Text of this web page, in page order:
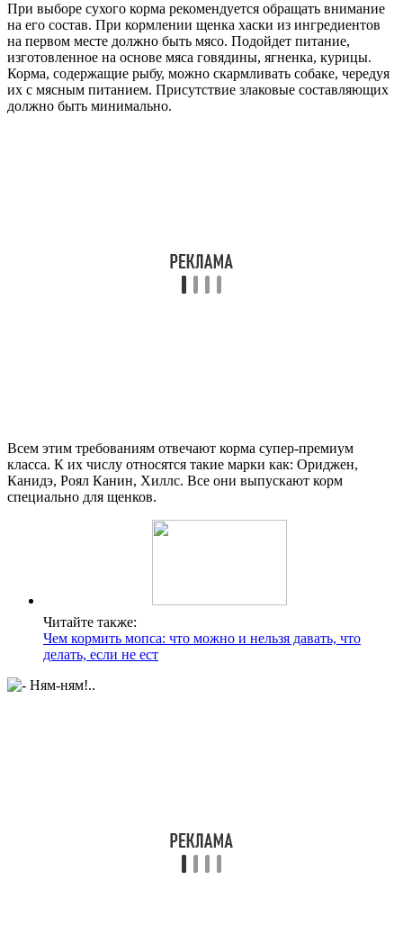
При выборе сухого корма рекомендуется обращать внимание
на его состав. При кормлении щенка хаски из ингредиентов
на первом месте должно быть мясо. Подойдет питание,
изготовленное на основе мяса говядины, ягненка, курицы.
Корма, содержащие рыбу, можно скармливать собаке, чередуя
их с мясным питанием. Присутствие злаковые составляющих
должно быть минимально.
Всем этим требованиям отвечают корма супер-премиум
класса. К их числу относятся такие марки как: Ориджен,
Канидэ, Роял Канин, Хиллс. Все они выпускают корм
специально для щенков.
Читайте также:
Чем кормить мопса: что можно и нельзя давать, что
делать, если не ест